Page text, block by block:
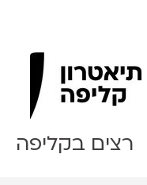
Clipa Theater
רצים בקליפה